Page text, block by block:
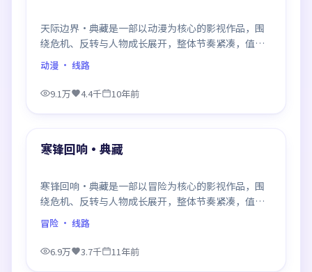
天际边界·典藏是一部以动漫为核心的影视作品，围
绕危机、反转与人物成长展开，整体节奏紧凑，值得
推荐观看。
动漫 · 线路
9.1万 4.4千 10年前
最新
寒锋回响·典藏
寒锋回响·典藏是一部以冒险为核心的影视作品，围
绕危机、反转与人物成长展开，整体节奏紧凑，值得
推荐观看。
冒险 · 线路
6.9万 3.7千 11年前